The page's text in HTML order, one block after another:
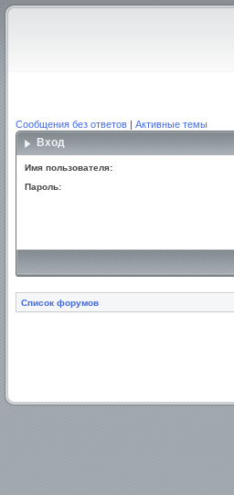
Сообщения без ответов | Активные темы
Вход
Имя пользователя:
Пароль:
Список форумов